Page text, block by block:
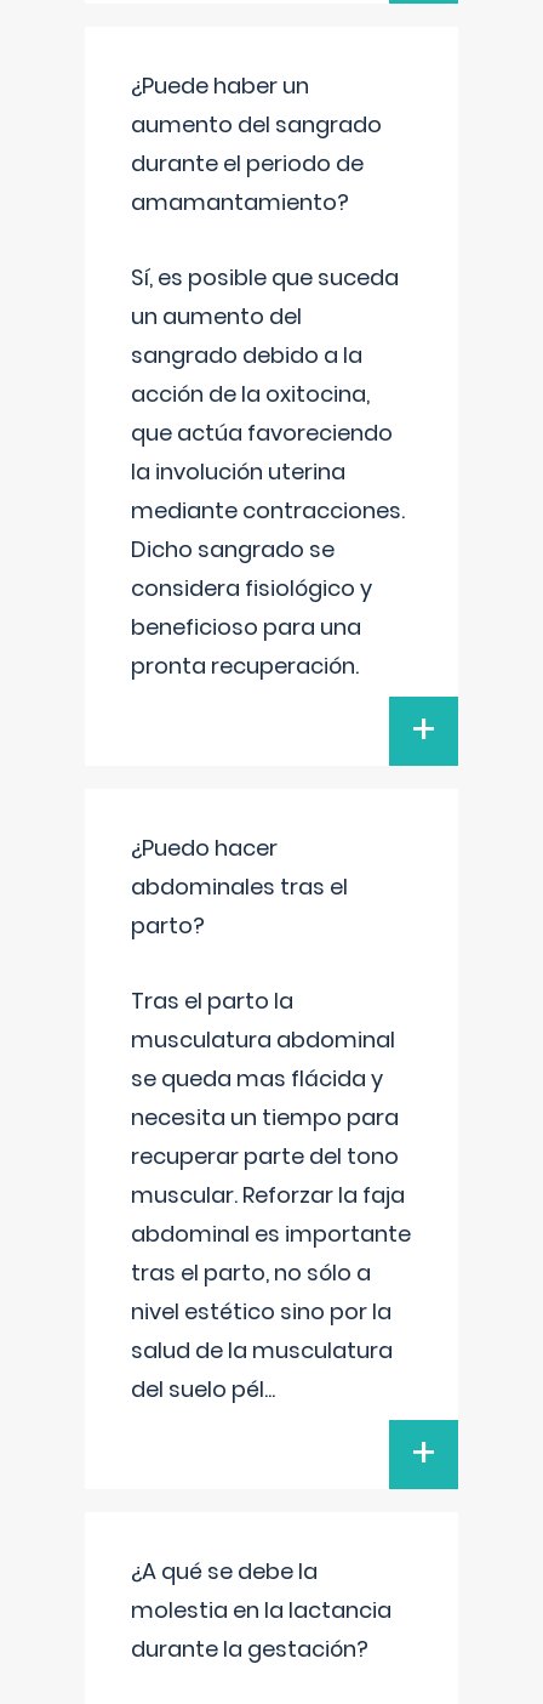
¿Puede haber un
aumento del sangrado
durante el periodo de
amamantamiento?
Sí, es posible que suceda
un aumento del
sangrado debido a la
acción de la oxitocina,
que actúa favoreciendo
la involución uterina
mediante contracciones.
Dicho sangrado se
considera fisiológico y
beneficioso para una
pronta recuperación.
+
¿Puedo hacer
abdominales tras el
parto?
Tras el parto la
musculatura abdominal
se queda mas flácida y
necesita un tiempo para
recuperar parte del tono
muscular. Reforzar la faja
abdominal es importante
tras el parto, no sólo a
nivel estético sino por la
salud de la musculatura
del suelo pél...
+
¿A qué se debe la
molestia en la lactancia
durante la gestación?